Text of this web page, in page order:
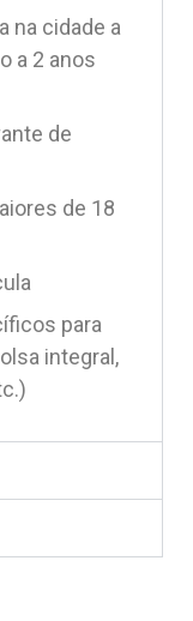
na cidade a
a 2 anos
de
de 18
para
integral,